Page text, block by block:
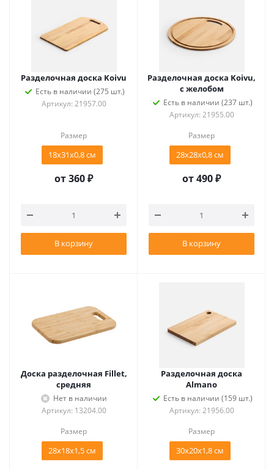
Разделочная доска Koivu
Есть в наличии (275 шт.)
Артикул: 21957.00
Размер
18х31х0,8 см
от360 ₽
В корзину
Разделочная доска Koivu,
с желобом
Есть в наличии (237 шт.)
Артикул: 21955.00
Размер
28х28х0,8 см
от490 ₽
В корзину
Доска разделочная Fillet,
средняя
Нет в наличии
Артикул: 13204.00
Размер
28х18х1,5 см
Разделочная доска
Almano
Есть в наличии (159 шт.)
Артикул: 21956.00
Размер
30х20х1,8 см